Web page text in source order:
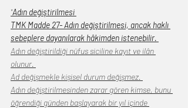
"Adın değiştirilmesi
TMK Madde 27- Adın değiştirilmesi, ancak haklı
sebeplere dayanılarak hâkimden istenebilir.
Adın değiştirildiği nüfus siciline kayıt ve ilân
olunur.
Ad değişmekle kişisel durum değişmez.
Adın değiştirilmesinden zarar gören kimse, bunu
öğrendiği günden başlayarak bir yıl içinde